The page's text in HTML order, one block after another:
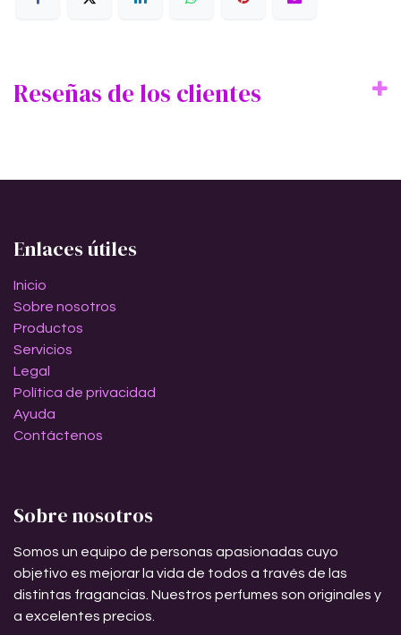
Reseñas de los clientes
Enlaces útiles
Inicio
Sobre nosotros
Productos
Servicios
Legal
Política de privacidad
Ayuda
Contáctenos
Sobre nosotros
Somos un equipo de personas apasionadas cuyo
objetivo es mejorar la vida de todos a través de las
distintas fragancias. Nuestros perfumes son originales y
a excelentes precios.